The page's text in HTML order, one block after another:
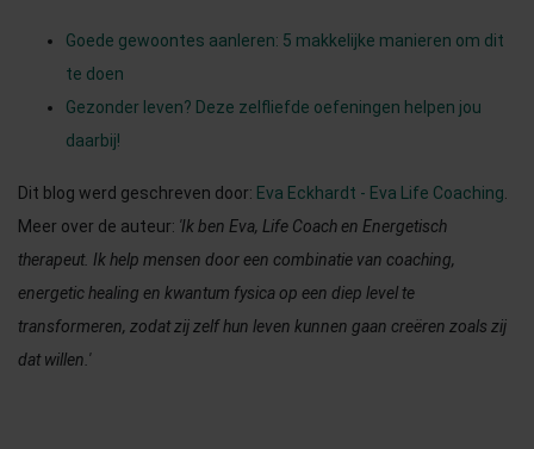
Goede gewoontes aanleren: 5 makkelijke manieren om dit
te doen
Gezonder leven? Deze zelfliefde oefeningen helpen jou
daarbij!
Dit blog werd geschreven door: Eva Eckhardt - Eva Life Coaching.
Meer over de auteur: 'Ik ben Eva, Life Coach en Energetisch
therapeut. Ik help mensen door een combinatie van coaching,
energetic healing en kwantum fysica op een diep level te
transformeren, zodat zij zelf hun leven kunnen gaan creëren zoals zij
dat willen.'